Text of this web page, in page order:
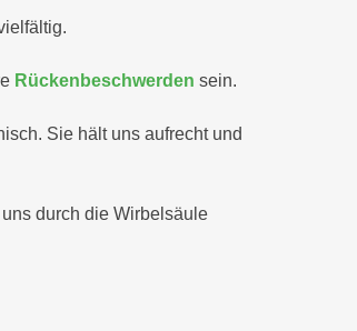
Rückenbeschwerden sein.
Sie hält uns aufrecht und
durch die Wirbelsäule